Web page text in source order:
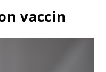
vaccin